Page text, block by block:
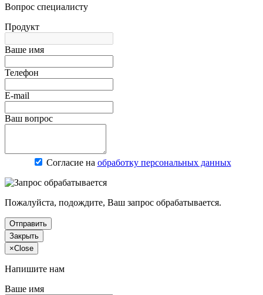
Вопрос специалисту
Продукт
Ваше имя
Телефон
E-mail
Ваш вопрос
Согласие на обработку персональных данных
Пожалуйста, подождите, Ваш запрос обрабатывается.
Отправить
Закрыть
×Close
Напишите нам
Ваше имя